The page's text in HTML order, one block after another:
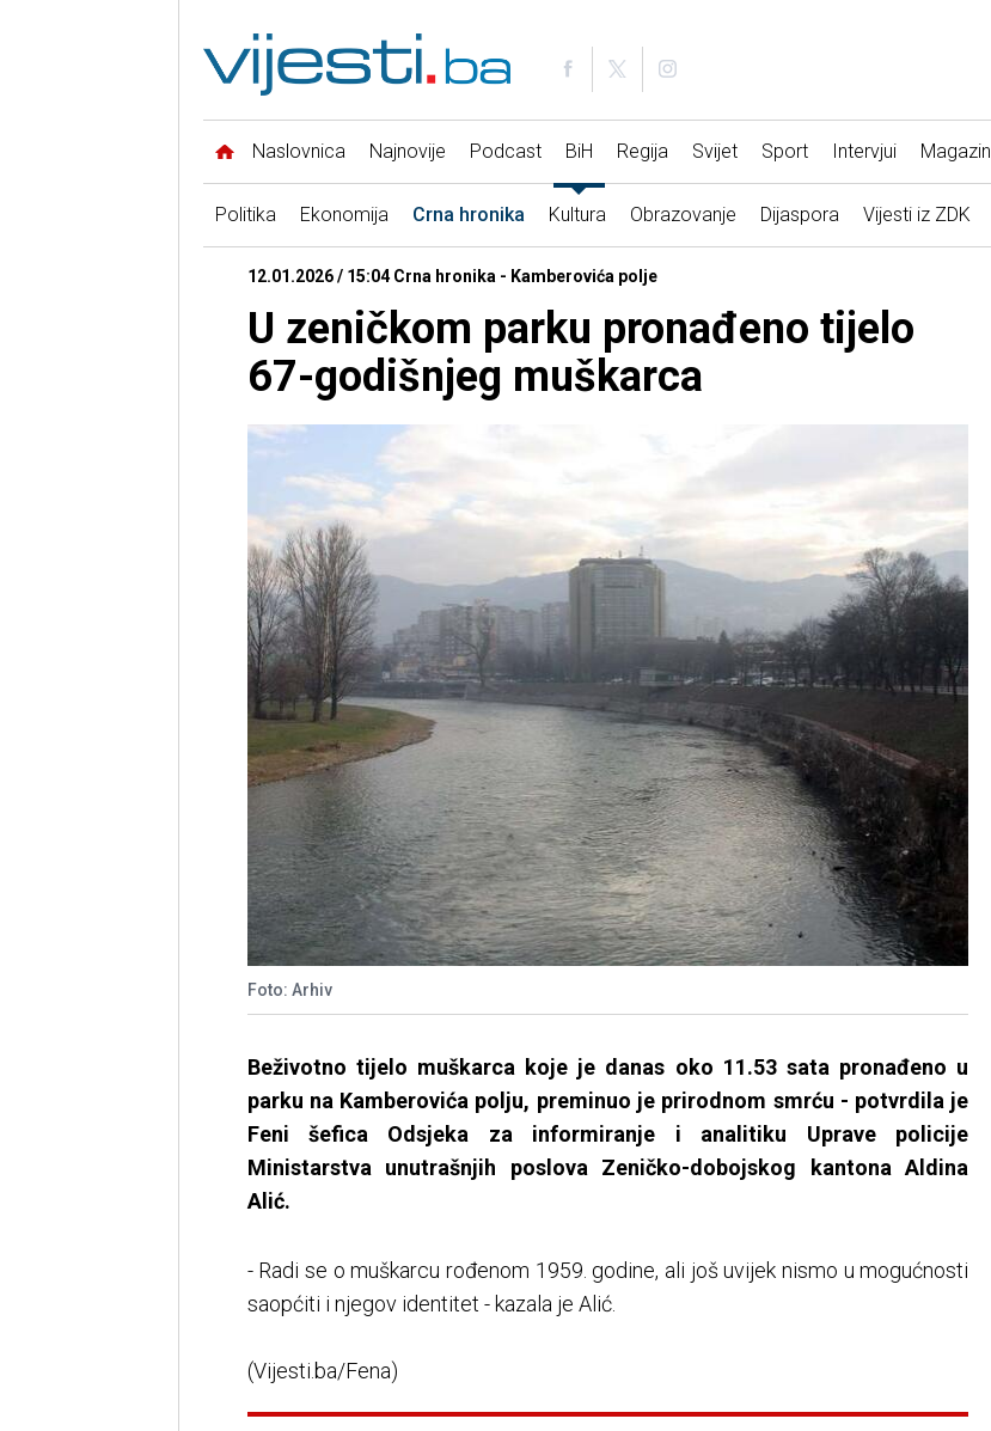
Naslovnica Najnovije Podcast BiH Regija Svijet Sport Intervjui Magazin
Politika Ekonomija Crna hronika Kultura Obrazovanje Dijaspora Vijesti iz ZDK
12.01.2026 / 15:04 Crna hronika - Kamberovića polje
U zeničkom parku pronađeno tijelo
67-godišnjeg muškarca
Foto: Arhiv
Beživotno tijelo muškarca koje je danas oko 11.53 sata pronađeno u
parku na Kamberovića polju, preminuo je prirodnom smrću - potvrdila je
Feni šefica Odsjeka za informiranje i analitiku Uprave policije
Ministarstva unutrašnjih poslova Zeničko-dobojskog kantona Aldina
Alić.
- Radi se o muškarcu rođenom 1959. godine, ali još uvijek nismo u mogućnosti
saopćiti i njegov identitet - kazala je Alić.
(Vijesti.ba/Fena)